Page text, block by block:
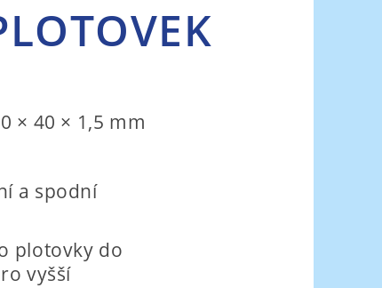
× 40 × 1,5 mm
a spodní
plotovky do
vyšší